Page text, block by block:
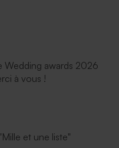
Wedding awards 2026
à vous !
et une liste"